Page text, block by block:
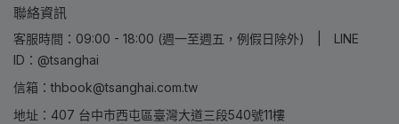
聯絡資訊
客服時間：09:00 - 18:00 (週一至週五，例假日除外) | LINE
ID：@tsanghai
信箱：thbook@tsanghai.com.tw
地址：407 台中市西屯區臺灣大道三段540號11樓